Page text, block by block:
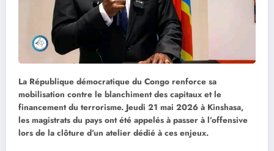
La République démocratique du Congo renforce sa
mobilisation contre le blanchiment des capitaux et le
financement du terrorisme. Jeudi 21 mai 2026 à Kinshasa,
les magistrats du pays ont été appelés à passer à l’offensive
lors de la clôture d’un atelier dédié à ces enjeux.